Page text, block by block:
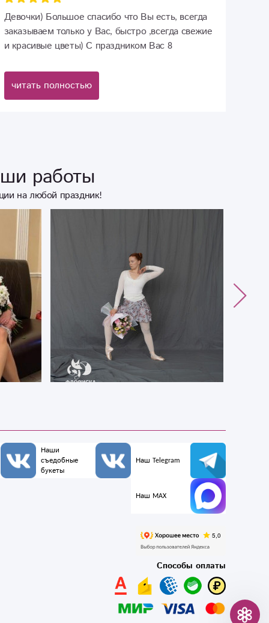
Девочки) Большое спасибо что Вы есть, всегда
заказываем только у Вас, быстро ,всегда свежие
и красивые цветы) С праздником Вас 8
читать полностью
работы
на любой праздник!
Наши
съедобные
букеты
Наш Telegram
Наш MAX
Способы оплаты